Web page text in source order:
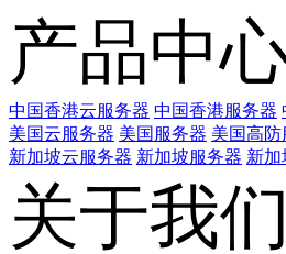
产品中
中国香港云服务器 中国香港服务器
美国云服务器 美国服务器 美国高防
新加坡云服务器 新加坡服务器 新加
关于我们